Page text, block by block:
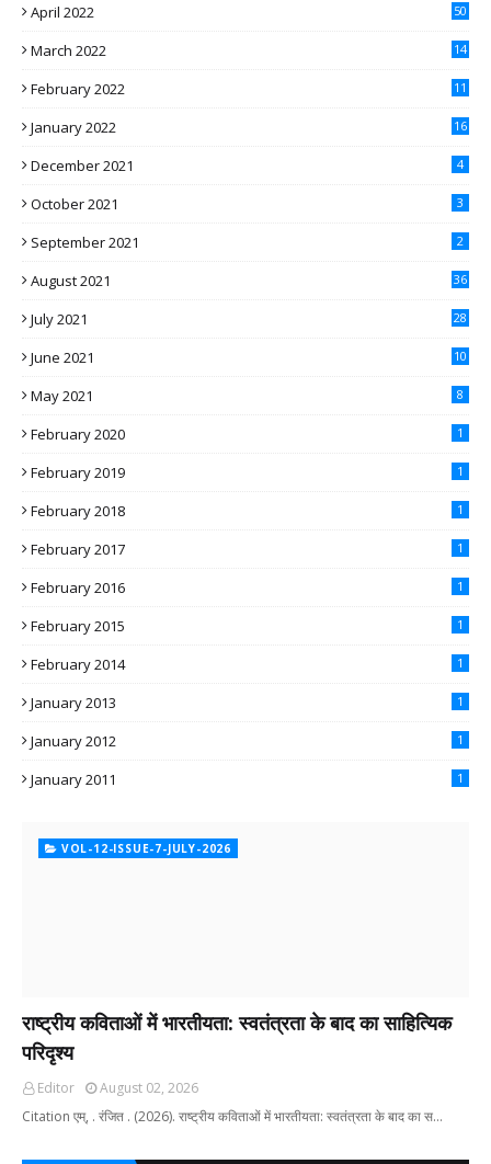
April 2022 50
March 2022 14
February 2022 11
January 2022 16
December 2021 4
October 2021 3
September 2021 2
August 2021 36
July 2021 28
June 2021 10
May 2021 8
February 2020 1
February 2019 1
February 2018 1
February 2017 1
February 2016 1
February 2015 1
February 2014 1
January 2013 1
January 2012 1
January 2011 1
VOL-12-ISSUE-7-JULY-2026
राष्ट्रीय कविताओं में भारतीयता: स्वतंत्रता के बाद का साहित्यिक
परिदृश्य
Editor
August 02, 2026
Citation एम्, . रंजित . (2026). राष्ट्रीय कविताओं में भारतीयता: स्वतंत्रता के बाद का स…